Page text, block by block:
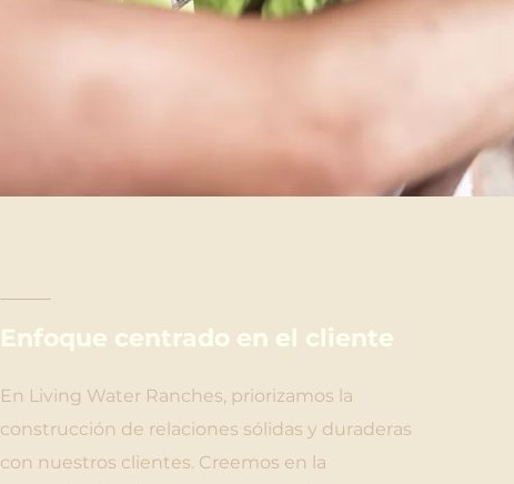
Enfoque centrado en el cliente
En Living Water Ranches, priorizamos la
construcción de relaciones sólidas y duraderas
con nuestros clientes. Creemos en la